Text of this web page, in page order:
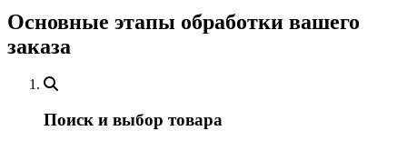
Основные этапы обработки вашего
заказа
Поиск и выбор товара